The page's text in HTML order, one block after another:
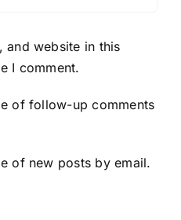
and website in this
I comment.
of follow-up comments
of new posts by email.